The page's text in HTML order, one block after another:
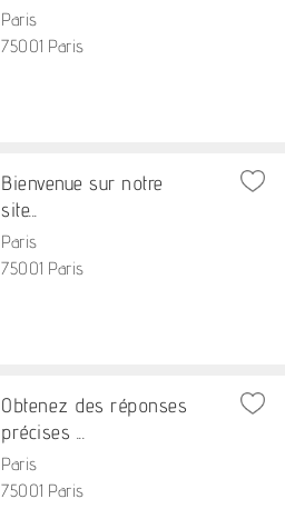
Paris
75001 Paris
Bienvenue sur notre
site...
Paris
75001 Paris
Obtenez des réponses
précises ...
Paris
75001 Paris